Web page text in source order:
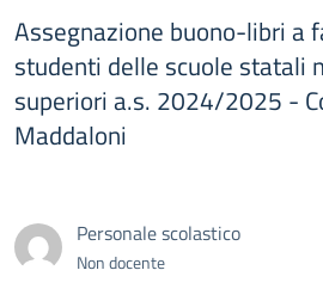
Assegnazione buono-libri a
studenti delle scuole statali
superiori a.s. 2024/2025 -
Maddaloni
Personale scolastico
Non docente